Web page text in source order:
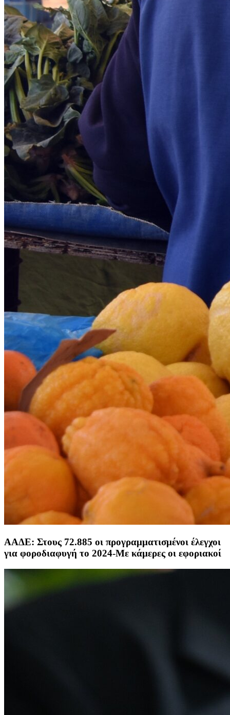
ΑΑΔΕ: Στους 72.885 οι προγραμματισμένοι έλεγχοι
για φοροδιαφυγή το 2024-Με κάμερες οι εφοριακοί